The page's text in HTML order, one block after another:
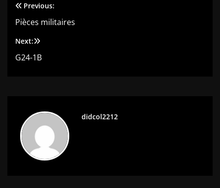
Navigation
de
l’article
Previous:
Pièces militaires
Next:
G24-1B
didcol2212